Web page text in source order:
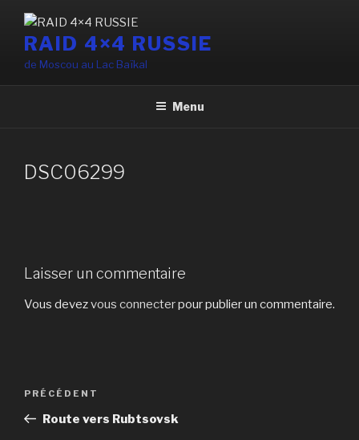
contenu
principal
RAID 4×4 RUSSIE
de Moscou au Lac Baïkal
Menu
DSC06299
Laisser un commentaire
Vous devezvous connecterpour publier un commentaire.
Navigation
l’article
Article
précédent
PRÉCÉDENT
Route vers Rubtsovsk